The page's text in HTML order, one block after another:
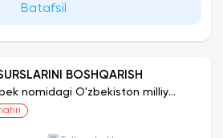
Batafsil
BOSHQARISH
nomidagi O'zbekiston milliy